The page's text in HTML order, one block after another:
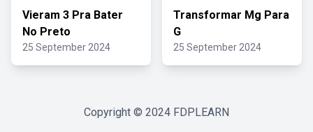
Vieram 3 Pra Bater
No Preto
25 September 2024
Transformar Mg Para
G
25 September 2024
Copyright © 2024 FDPLEARN